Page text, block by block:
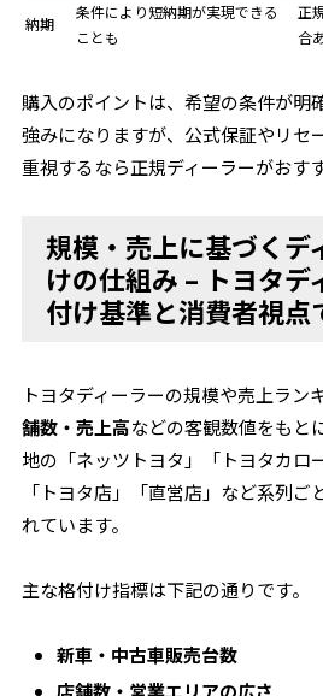
納期
条件により短納期が実現できる
ことも
正
合
購入のポイントは、希望の条件が明
強みになりますが、公式保証やリセ
重視するなら正規ディーラーがおす
規模・売上に基づくデ
けの仕組み – トヨタデ
付け基準と消費者視点
トヨタディーラーの規模や売上ラン
舗数・売上高などの客観数値をもと
地の「ネッツトヨタ」「トヨタカロ
「トヨタ店」「直営店」など系列ご
れています。
主な格付け指標は下記の通りです。
新車・中古車販売台数
店舗数・営業エリアの広さ